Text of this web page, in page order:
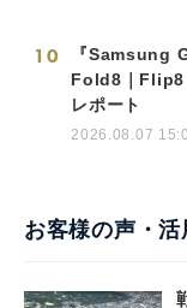
10
『Samsung
Fold8｜Flip8
レポート
2026.08.07
お客様の声・活